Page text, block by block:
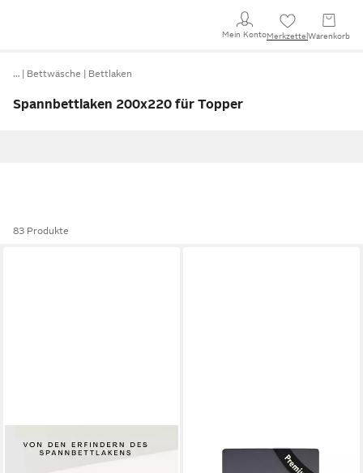
Mein KontoMerkzettel Warenkorb
… Bettwäsche Bettlaken
Spannbettlaken 200x220 für Topper
83 Produkte